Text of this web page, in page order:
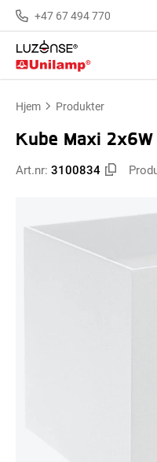
+47 67 494 770
Hjem Produkter
Kube Maxi
Art.nr: 3100834